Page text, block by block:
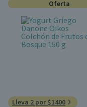
Oferta
Lleva 2 por $1400